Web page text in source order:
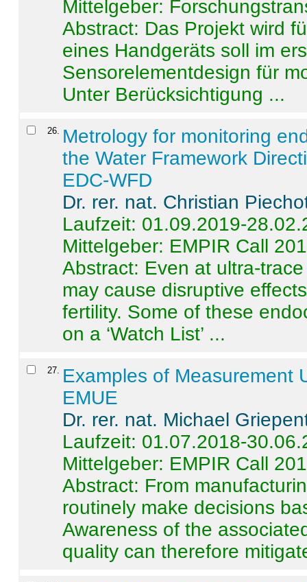
Mittelgeber:
Abstract: Das Projekt wird
eines Handgeräts soll im
Sensorelementdesign für
Unter Berücksichtigung ...
26. Metrology for monitoring
the Water Framework
EDC-WFD
Dr. rer. nat. Christian
Laufzeit: 01.09.2019-
Mittelgeber: EMPIR Call
Abstract: Even at ultra-
may cause disruptive
fertility. Some of these
on a ‘Watch List’ ...
27. Examples of Measurement
EMUE
Dr. rer. nat. Michael
Laufzeit: 01.07.2018-
Mittelgeber: EMPIR Call
Abstract: From
routinely make decisions
Awareness of the
quality can therefore